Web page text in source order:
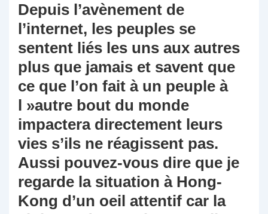
Depuis l’avènement de
l’internet, les peuples se
sentent liés les uns aux autres
plus que jamais et savent que
ce que l’on fait à un peuple à
l »autre bout du monde
impactera directement leurs
vies s’ils ne réagissent pas.
Aussi pouvez-vous dire que je
regarde la situation à Hong-
Kong d’un oeil attentif car la